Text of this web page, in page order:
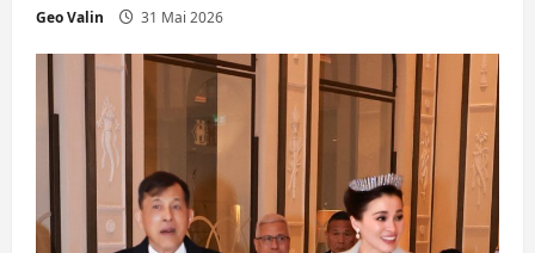
Geo Valin 31 Mai 2026